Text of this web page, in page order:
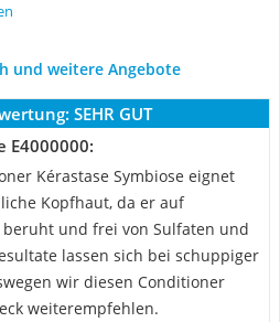
und weitere Angebote
SEHR GUT
E4000000:
Kérastase Symbiose eignet
Kopfhaut, da er auf
und frei von Sulfaten und
lassen sich bei schuppiger
wir diesen Conditioner
weiterempfehlen.